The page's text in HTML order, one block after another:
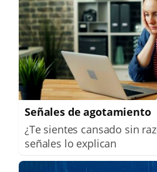
Señales de agotamiento
¿Te sientes cansado sin
señales lo explican